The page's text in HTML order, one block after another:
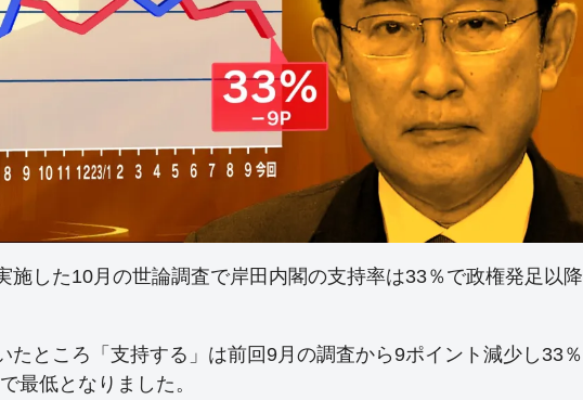
施した10月の世論調査で岸田内閣の支持率は33％で政権発足以降
たところ「支持する」は前回9月の調査から9ポイント減少し33％
最低となりました。